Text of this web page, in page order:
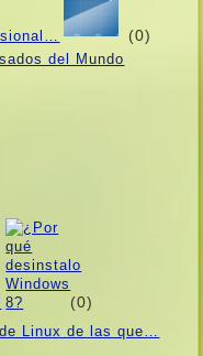
(0)
​​del Mundo
(0)
Linux de las que…